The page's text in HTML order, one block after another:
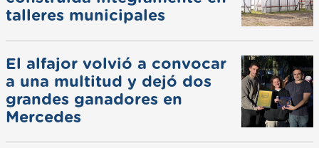
talleres municipales
El alfajor volvió a convocar
a una multitud y dejó dos
grandes ganadores en
Mercedes